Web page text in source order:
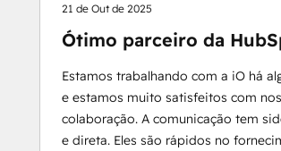
21 de Out de 2025
Ótimo parceiro da
Estamos trabalhando com a iO há
e estamos muito satisfeitos com
colaboração. A comunicação tem
e direta. Eles são rápidos no